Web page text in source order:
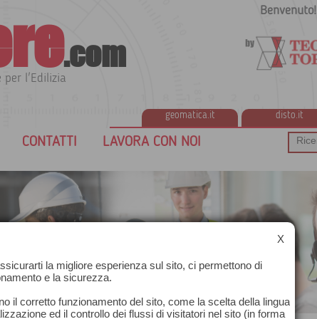
.com
per l'Edilizia
geomatica.it disto.it
Benvenuto!
CONTATTI LAVORA CON NOI
X
la migliore esperienza sul sito, ci permettono di
e la sicurezza.
il corretto funzionamento del sito, come la scelta della lingua
ed il controllo dei flussi di visitatori nel sito (in forma